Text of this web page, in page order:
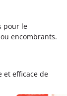
pour le
encombrants.
et efficace de